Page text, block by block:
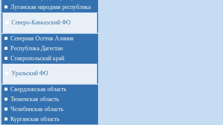
Луганская народная республика
Северо-Кавказский ФО
Северная Осетия Алания
Республика Дагестан
Ставропольский край
Уральский ФО
Cвердловская область
Тюменская область
Челябинская область
Курганская область